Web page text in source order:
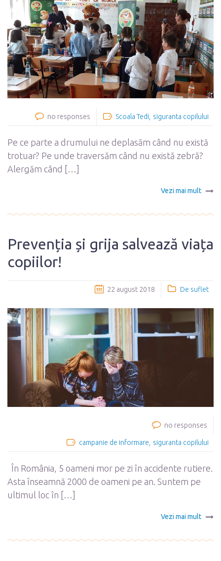
no responses Scoala Tedi siguranta copilului
Pe ce parte a drumului ne deplasăm când nu există
trotuar? Pe unde traversăm când nu există zebră?
Alergăm când […]
Vezi mai mult
Prevenția și grija salvează viața
copiilor!
22 august 2018 De suflet
no responses
campanie de informare siguranta copilului
În România, 5 oameni mor pe zi în accidente rutiere.
Asta înseamnă 2000 de oameni pe an. Suntem pe
ultimul loc în […]
Vezi mai mult